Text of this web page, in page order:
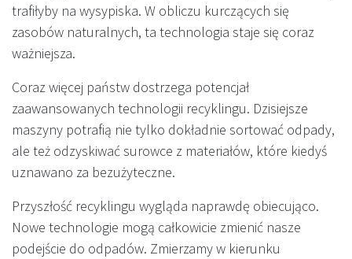
trafiłyby na wysypiska. W obliczu kurczących się
zasobów naturalnych, ta technologia staje się coraz
ważniejsza.
Coraz więcej państw dostrzega potencjał
zaawansowanych technologii recyklingu. Dzisiejsze
maszyny potrafią nie tylko dokładnie sortować odpady,
ale też odzyskiwać surowce z materiałów, które kiedyś
uznawano za bezużyteczne.
Przyszłość recyklingu wygląda naprawdę obiecująco.
Nowe technologie mogą całkowicie zmienić nasze
podejście do odpadów. Zmierzamy w kierunku